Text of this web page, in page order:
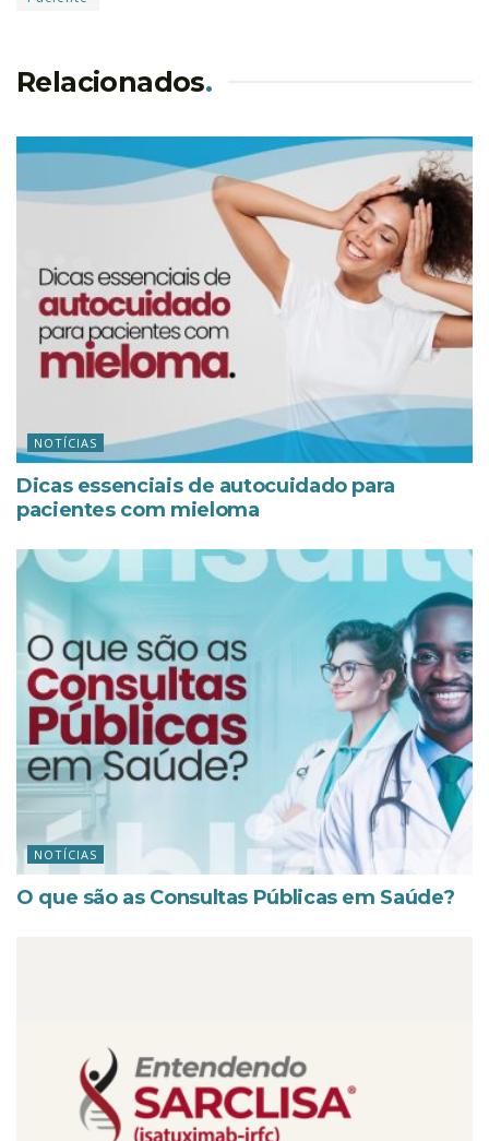
Relacionados.
NOTÍCIAS
Dicas essenciais de autocuidado para
pacientes com mieloma
NOTÍCIAS
O que são as Consultas Públicas em Saúde?